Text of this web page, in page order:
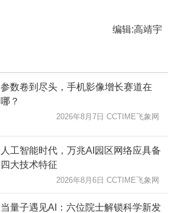
编辑:高靖宇
参数卷到尽头，手机影像增长赛道在
哪？
2026年8月7日 CCTIME飞象网
人工智能时代，万兆AI园区网络应具备
四大技术特征
2026年8月6日 CCTIME飞象网
当量子遇见AI：六位院士解锁科学新发